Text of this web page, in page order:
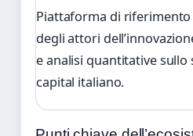
Piattaforma di
degli attori
e analisi quantitative
capital italiano.